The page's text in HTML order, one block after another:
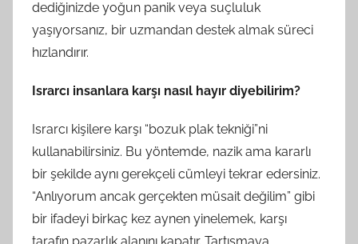
dediğinizde yoğun panik veya suçluluk
yaşıyorsanız, bir uzmandan destek almak süreci
hızlandırır.
Israrcı insanlara karşı nasıl hayır diyebilirim?
Israrcı kişilere karşı “bozuk plak tekniği”ni
kullanabilirsiniz. Bu yöntemde, nazik ama kararlı
bir şekilde aynı gerekçeli cümleyi tekrar edersiniz.
“Anlıyorum ancak gerçekten müsait değilim” gibi
bir ifadeyi birkaç kez aynen yinelemek, karşı